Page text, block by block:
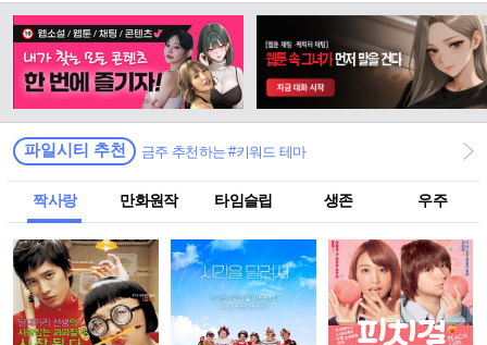
파일시티 추천 금주 추천하는 #키워드 테마
짝사랑 만화원작 타임슬립 생존 우주